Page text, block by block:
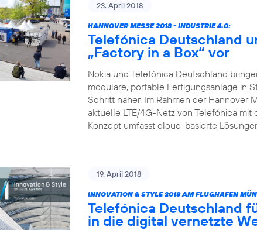
23. April 2018
HANNOVER MESSE 2018 - INDUSTRIE 4.0:
Telefónica Deutschland
„Factory in a Box“ vor
Nokia und Telefónica Deutschland
modulare, portable Fertigungsanlage in
Schritt näher. Im Rahmen der Hannover
aktuelle LTE/4G-Netz von Telefónica
Konzept umfasst cloud-basierte
19. April 2018
INNOVATION & STYLE 2018 AM FLUGHAFEN
Telefónica Deutschland
in die digital vernetzte